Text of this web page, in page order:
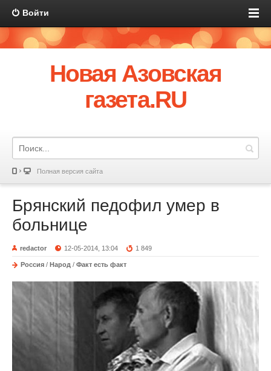
Войти
Новая Азовская
газета.RU
Полная версия сайта
Брянский педофил умер в
больнице
redactor 12-05-2014, 13:04 1 849
Россия / Народ / Факт есть факт